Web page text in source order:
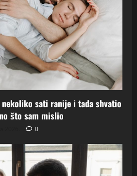
sati ranije i tada shvatio
što sam mislio
0